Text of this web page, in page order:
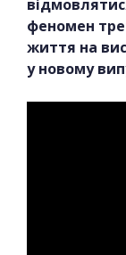
феномен
життя на
у новому